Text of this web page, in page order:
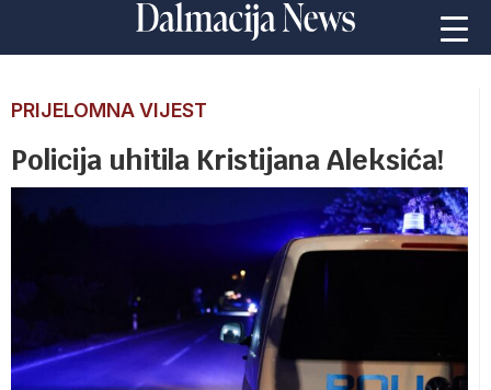
PRIJELOMNA VIJEST
Policija uhitila Kristijana Aleksića!